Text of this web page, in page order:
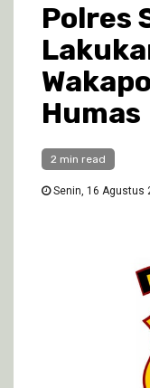
Polres
Humas
2 min read
Senin, 16 Agustus